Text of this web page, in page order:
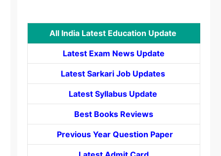
All India Latest Education Update
Latest Exam News Update
Latest Sarkari Job Updates
Latest Syllabus Update
Best Books Reviews
Previous Year Question Paper